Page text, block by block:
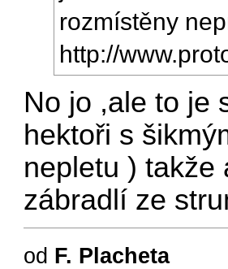
rozmístěny
http://
No jo ,ale to je
hektoři s
nepletu ) takže
zábradlí ze
od F. Placheta